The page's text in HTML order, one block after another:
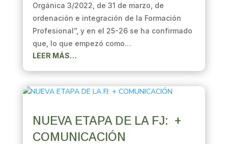
Orgánica 3/2022, de 31 de marzo, de
ordenación e integración de la Formación
Profesional”, y en el 25-26 se ha confirmado
que, lo que empezó como…
LEER MÁS…
NUEVA ETAPA DE LA FJ: +
COMUNICACIÓN